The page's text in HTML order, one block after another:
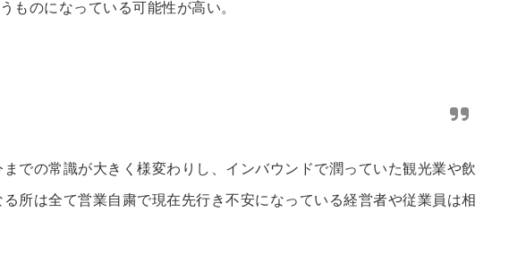
ものになっている可能性が高い。
での常識が大きく様変わりし、インバウンドで潤っていた観光業や飲
所は全て営業自粛で現在先行き不安になっている経営者や従業員は相